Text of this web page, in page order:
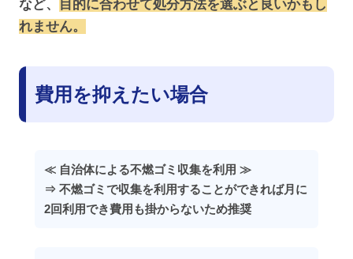
など、
目的に合わせて処分方法を選ぶと良いかもし
れません。
費用を抑えたい場合
≪ 自治体による不燃ゴミ収集を利用 ≫
⇒ 不燃ゴミで収集を利用することができれば月に
2回利用でき費用も掛からないため推奨